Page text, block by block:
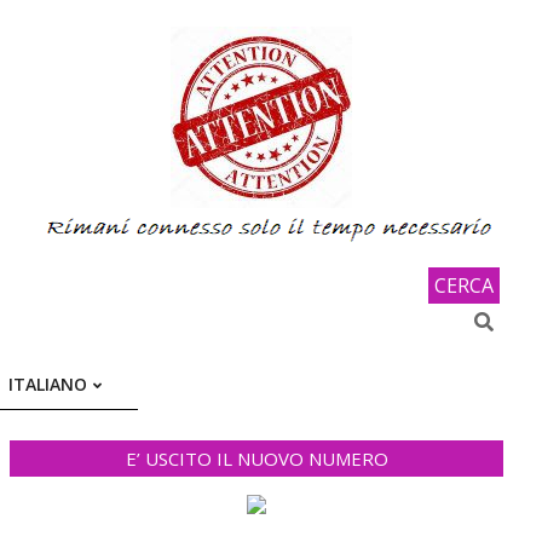
CERCA
Search
ITALIANO
E’ USCITO IL NUOVO NUMERO